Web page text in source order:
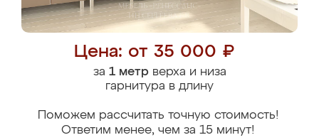
Цена: от 35 000 ₽
за 1 метрверха и низа
гарнитура в длину
Поможем рассчитать точную стоимость!
Ответим менее, чем за 15 минут!